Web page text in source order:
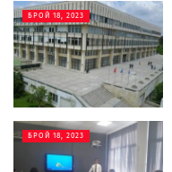
БРОЙ 18, 2023
БРОЙ 18, 2023